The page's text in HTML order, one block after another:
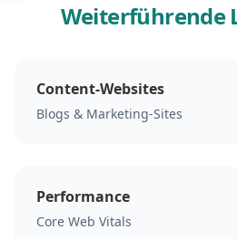
Weiterführende
Content-Websites
Blogs & Marketing-Sites
Performance
Core Web Vitals